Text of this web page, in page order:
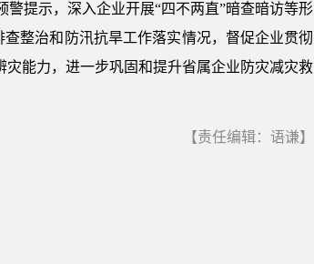
提示，深入企业开展“四不两直”暗查暗访等形
整治和防汛抗旱工作落实情况，督促企业贯彻
能力，进一步巩固和提升省属企业防灾减灾救
【责任编辑：语谦】